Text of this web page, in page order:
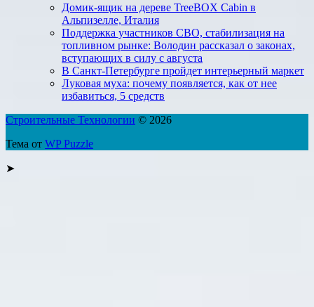
Домик-ящик на дереве TreeBOX Cabin в
Альпизелле, Италия
Поддержка участников СВО, стабилизация на
топливном рынке: Володин рассказал о законах,
вступающих в силу с августа
В Санкт-Петербурге пройдет интерьерный маркет
Луковая муха: почему появляется, как от нее
избавиться, 5 средств
Строительные Технологии © 2026
Тема от WP Puzzle
➤